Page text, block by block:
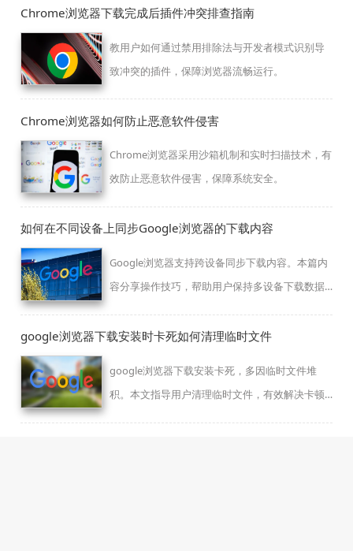
Chrome浏览器下载完成后插件冲突排查指南
教用户如何通过禁用排除法与开发者模式识别导
致冲突的插件，保障浏览器流畅运行。
Chrome浏览器如何防止恶意软件侵害
Chrome浏览器采用沙箱机制和实时扫描技术，有
效防止恶意软件侵害，保障系统安全。
如何在不同设备上同步Google浏览器的下载内容
Google浏览器支持跨设备同步下载内容。本篇内
容分享操作技巧，帮助用户保持多设备下载数据
google浏览器下载安装时卡死如何清理临时文件
google浏览器下载安装卡死，多因临时文件堆
积。本文指导用户清理临时文件，有效解决卡顿